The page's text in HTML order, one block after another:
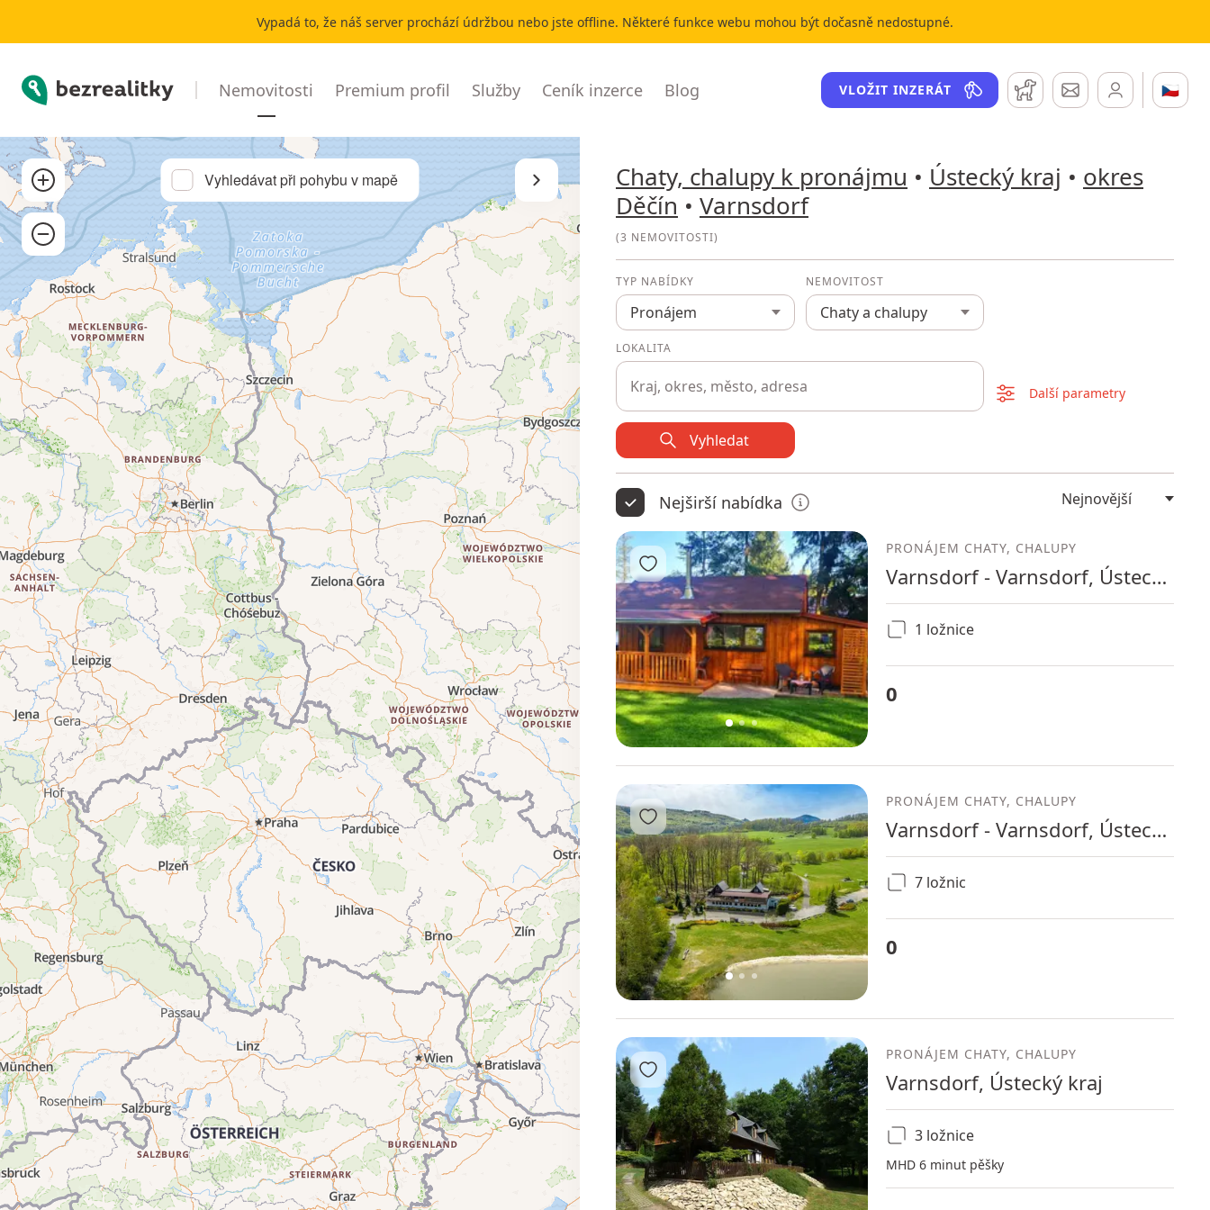
Vypadá to, že náš server prochází údržbou nebo jste offline. Některé funkce webu mohou být dočasně nedostupné.
Bezrealitky Nemovitosti Premium profil Služby Ceník inzerce Blog VLOŽIT INZERÁT Hlídací pesZprávy 🇨🇿
Přibližít
Oddálit
Vyhledávat při pohybu v mapě Skrýt seznamChaty, chalupy k pronájmu • Ústecký kraj • okres
Děčín • Varnsdorf
(3 NEMOVITOSTI)
TYP NABÍDKY
Pronájem
NEMOVITOST
Chaty a chalupy
LOKALITA
Další parametry
Vyhledat
Nejširší nabídka
12 3
Přidat do oblíbených
PRONÁJEM CHATY, CHALUPY
Varnsdorf - Varnsdorf, Ústecký kraj
1 ložnice
0
1 2 3
Přidat do oblíbených
PRONÁJEM CHATY, CHALUPY
Varnsdorf - Varnsdorf, Ústecký kraj
7 ložnic
0
Přidat do oblíbených
PRONÁJEM CHATY, CHALUPY
Varnsdorf, Ústecký kraj
3 ložnice
MHD 6 minut pěšky